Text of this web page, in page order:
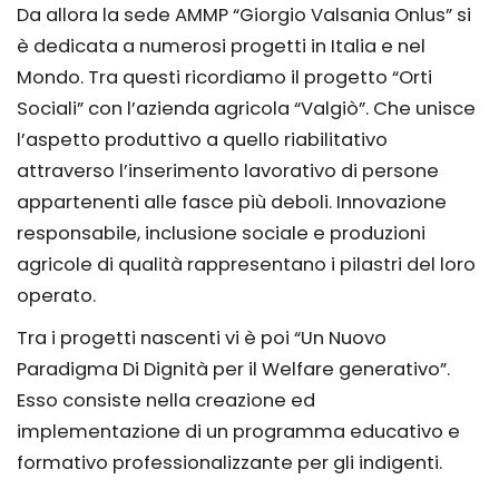
Da allora la sede AMMP “Giorgio Valsania Onlus” si
è dedicata a numerosi progetti in Italia e nel
Mondo. Tra questi ricordiamo il progetto “Orti
Sociali” con l’azienda agricola “Valgiò”. Che unisce
l’aspetto produttivo a quello riabilitativo
attraverso l’inserimento lavorativo di persone
appartenenti alle fasce più deboli. Innovazione
responsabile, inclusione sociale e produzioni
agricole di qualità rappresentano i pilastri del loro
operato.
Tra i progetti nascenti vi è poi “Un Nuovo
Paradigma Di Dignità per il Welfare generativo”.
Esso consiste nella creazione ed
implementazione di un programma educativo e
formativo professionalizzante per gli indigenti.